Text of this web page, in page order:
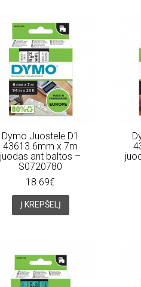
Dymo Juostelė D1
43613 6mm x 7m
juodas ant baltos –
S0720780
18.69€
Į KREPŠELĮ